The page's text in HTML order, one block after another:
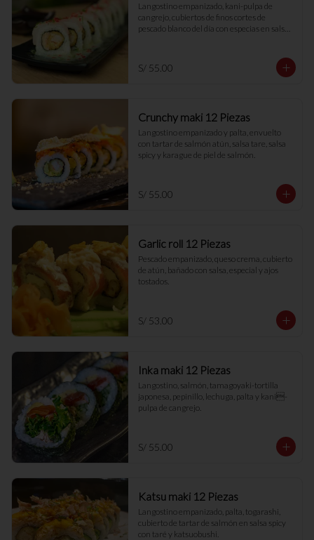
Langostino empanizado, kani-pulpa de
cangrejo, cubiertos de finos cortes de
pescado blanco del día con especias en salsa
S/ 55.00
Crunchy maki 12 Piezas
Langostino empanizado y palta, envuelto
con tartar de salmón atún, salsa tare, salsa
spicy y karague de piel de salmón.
S/ 55.00
Garlic roll 12 Piezas
Pescado empanizado, queso crema, cubierto
de atún, bañado con salsa, especial y ajos
tostados.
S/ 53.00
Inka maki 12 Piezas
Langostino, salmón, tamagoyaki-tortilla
japonesa, pepinillo, lechuga, palta y kani-
pulpa de cangrejo.
S/ 55.00
Katsu maki 12 Piezas
Langostino empanizado, palta, togarashi,
cubierto de tartar de salmón en salsa spicy
con taré y katsuobushi.